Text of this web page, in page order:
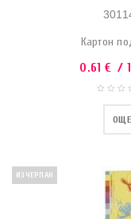
Картон
0.61 € /
ОЩЕ
ИЗЧЕРПАН